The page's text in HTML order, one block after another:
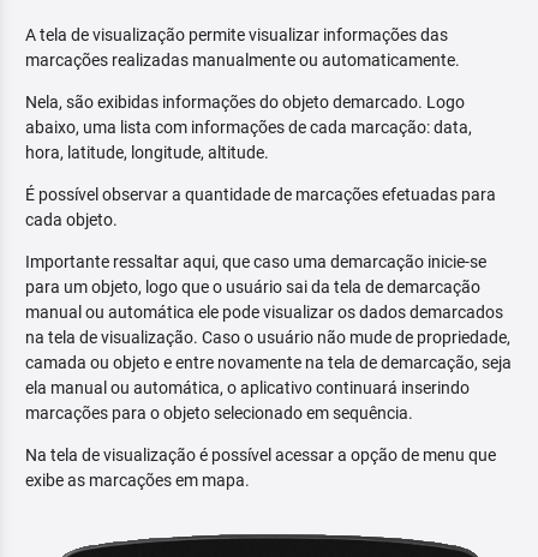
A tela de visualização permite visualizar informações das
marcações realizadas manualmente ou automaticamente.
Nela, são exibidas informações do objeto demarcado. Logo
abaixo, uma lista com informações de cada marcação: data,
hora, latitude, longitude, altitude.
É possível observar a quantidade de marcações efetuadas para
cada objeto.
Importante ressaltar aqui, que caso uma demarcação inicie-se
para um objeto, logo que o usuário sai da tela de demarcação
manual ou automática ele pode visualizar os dados demarcados
na tela de visualização. Caso o usuário não mude de propriedade,
camada ou objeto e entre novamente na tela de demarcação, seja
ela manual ou automática, o aplicativo continuará inserindo
marcações para o objeto selecionado em sequência.
Na tela de visualização é possível acessar a opção de menu que
exibe as marcações em mapa.